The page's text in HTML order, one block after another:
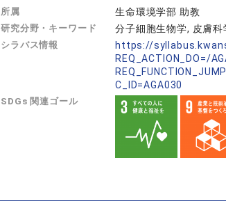
所属 生命環境学部 助教
研究分野・キーワード 分子細胞生物学, 皮膚科
シラバス情報
https://
REQ_ACTION_DO=/
C_ID=AGA030
SDGs 関連ゴール